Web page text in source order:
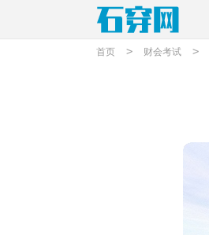
首页 > 财会考试 >